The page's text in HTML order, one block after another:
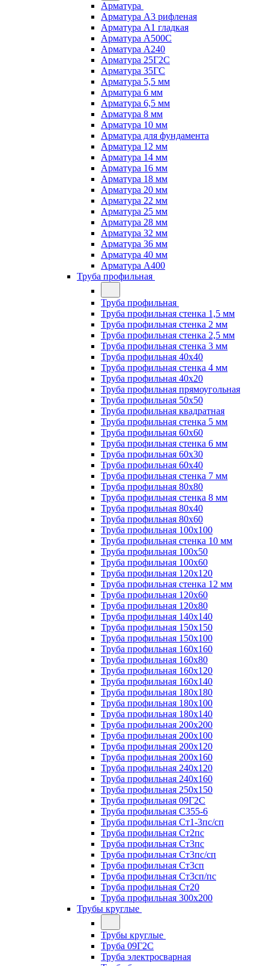
Арматура
Арматура А3 рифленая
Арматура А1 гладкая
Арматура А500С
Арматура А240
Арматура 25Г2С
Арматура 35ГС
Арматура 5,5 мм
Арматура 6 мм
Арматура 6,5 мм
Арматура 8 мм
Арматура 10 мм
Арматура для фундамента
Арматура 12 мм
Арматура 14 мм
Арматура 16 мм
Арматура 18 мм
Арматура 20 мм
Арматура 22 мм
Арматура 25 мм
Арматура 28 мм
Арматура 32 мм
Арматура 36 мм
Арматура 40 мм
Арматура А400
Труба профильная
Труба профильная
Труба профильная стенка 1,5 мм
Труба профильная стенка 2 мм
Труба профильная стенка 2,5 мм
Труба профильная стенка 3 мм
Труба профильная 40х40
Труба профильная стенка 4 мм
Труба профильная 40х20
Труба профильная прямоугольная
Труба профильная 50х50
Труба профильная квадратная
Труба профильная стенка 5 мм
Труба профильная 60х60
Труба профильная стенка 6 мм
Труба профильная 60х30
Труба профильная 60х40
Труба профильная стенка 7 мм
Труба профильная 80х80
Труба профильная стенка 8 мм
Труба профильная 80х40
Труба профильная 80х60
Труба профильная 100х100
Труба профильная стенка 10 мм
Труба профильная 100х50
Труба профильная 100х60
Труба профильная 120х120
Труба профильная стенка 12 мм
Труба профильная 120х60
Труба профильная 120х80
Труба профильная 140х140
Труба профильная 150х150
Труба профильная 150х100
Труба профильная 160х160
Труба профильная 160х80
Труба профильная 160х120
Труба профильная 160х140
Труба профильная 180х180
Труба профильная 180х100
Труба профильная 180х140
Труба профильная 200х200
Труба профильная 200х100
Труба профильная 200х120
Труба профильная 200х160
Труба профильная 240х120
Труба профильная 240х160
Труба профильная 250х150
Труба профильная 09Г2С
Труба профильная С355-6
Труба профильная Ст1-3пс/сп
Труба профильная Ст2пс
Труба профильная Ст3пс
Труба профильная Ст3пс/сп
Труба профильная Ст3сп
Труба профильная Ст3сп/пс
Труба профильная Ст20
Труба профильная 300х200
Трубы круглые
Трубы круглые
Труба 09Г2С
Труба электросварная